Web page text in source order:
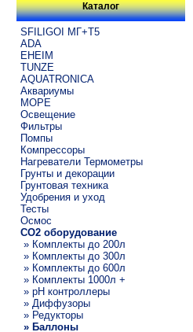
Каталог
SFILIGOI МГ+Т5
ADA
EHEIM
TUNZE
AQUATRONICA
Аквариумы
МОРЕ
Освещение
Фильтры
Помпы
Компрессоры
Нагреватели Термометры
Грунты и декорации
Грунтовая техника
Удобрения и уход
Тесты
Осмос
CO2 оборудование
» Комплекты до 200л
» Комплекты до 300л
» Комплекты до 600л
» Комплекты 1000л +
» pH контроллеры
» Диффузоры
» Редукторы
» Баллоны